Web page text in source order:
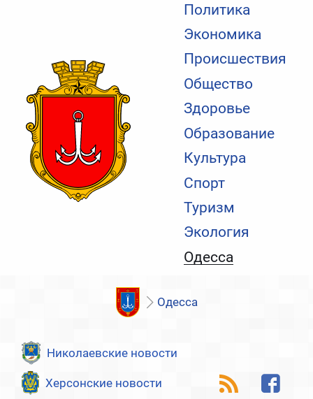
Политика
Экономика
Происшествия
Общество
Здоровье
Образование
Культура
Спорт
Туризм
Экология
Одесса
Одесса
Николаевские новости
Херсонские новости